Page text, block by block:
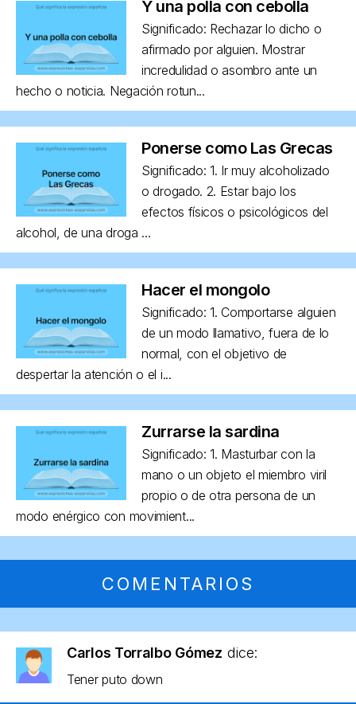
Y una polla con cebolla
Significado: Rechazar lo dicho o
afirmado por alguien. Mostrar
incredulidad o asombro ante un
hecho o noticia. Negación rotun...
Ponerse como Las Grecas
Significado: 1. Ir muy alcoholizado
o drogado. 2. Estar bajo los
efectos físicos o psicológicos del
alcohol, de una droga ...
Hacer el mongolo
Significado: 1. Comportarse alguien
de un modo llamativo, fuera de lo
normal, con el objetivo de
despertar la atención o el i...
Zurrarse la sardina
Significado: 1. Masturbar con la
mano o un objeto el miembro viril
propio o de otra persona de un
modo enérgico con movimient...
COMENTARIOS
Carlos Torralbo Gómez dice:
Tener puto down